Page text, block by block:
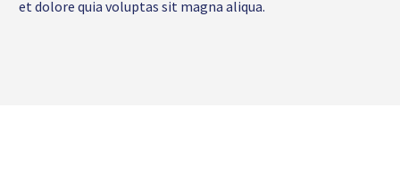
et dolore quia voluptas sit magna aliqua.